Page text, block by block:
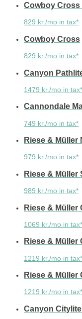
Cowboy Cross
829 kr./mo in tax*
Cowboy Cross
829 kr./mo in tax*
Canyon
1479 kr./mo in tax*
Cannondale
749 kr./mo in tax*
Riese & Müller
979 kr./mo in tax*
Riese & Müller
989 kr./mo in tax*
Riese & Müller
1069 kr./mo in tax*
Riese & Müller
1219 kr./mo in tax*
Riese & Müller
1219 kr./mo in tax*
Canyon